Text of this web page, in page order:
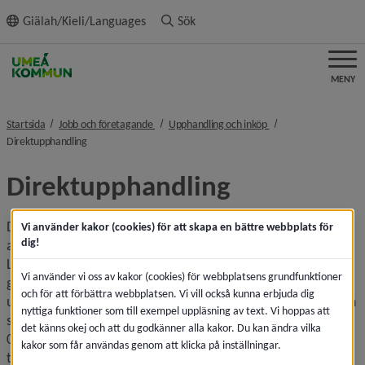
innehållet
Giälah/Kieli/Languages Sök
MENY
Startsida Jobb och företagande nivå i brödsmulenavigeringen
Upphandling och inköp nivå i
Direktupphandlingnivå i brödsmulenavigeringen
Direktupphandling
Direktupphandling är upphandling utan krav på
anbudsförfarande enligt lagen om offentlig upphandling,
LOU. Direkt­upphandling kan ske om det inte finns något
gällande ramavtal och om värdet av det som ska
upphandlas är lågt. Verksamheter inom Umeå kommun kan
själv genomföra direktupphandling om värdet är högst 50
000 kronor avseende varor och 300 000 kronor avseende
tjänster. Om det uppskattade värdet på köpet överstiger
Vi använder kakor (cookies) för att skapa en bättre webbplats för
dig!
Vi använder vi oss av kakor (cookies) för webbplatsens grundfunktioner
och för att förbättra webbplatsen. Vi vill också kunna erbjuda dig
nyttiga funktioner som till exempel uppläsning av text. Vi hoppas att
det känns okej och att du godkänner alla kakor. Du kan ändra vilka
kakor som får användas genom att klicka på inställningar.